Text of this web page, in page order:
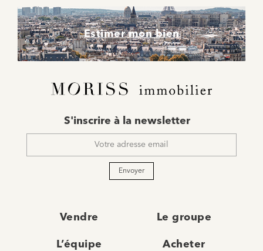
Estimer mon bien
mail
S'inscrire à la newsletter
Envoyer
Vendre Le groupe
L’équipe Acheter